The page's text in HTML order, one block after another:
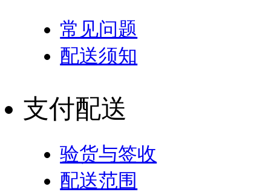
常见问题
配送须知
支付配送
验货与签收
配送范围